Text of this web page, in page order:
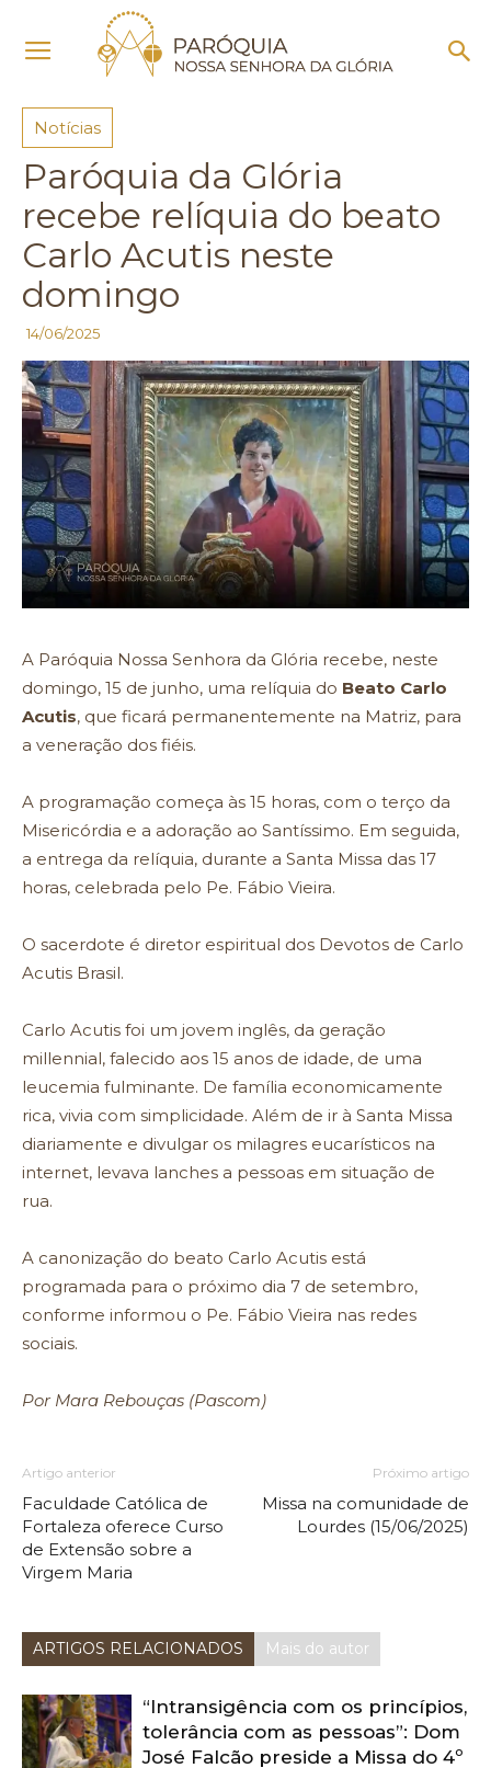
Notícias
Notícias
Paróquia da Glória
recebe relíquia do beato
Carlo Acutis neste
domingo
14/06/2025
A Paróquia Nossa Senhora da Glória recebe, neste
domingo, 15 de junho, uma relíquia do Beato Carlo
Acutis, que ficará permanentemente na Matriz, para
a veneração dos fiéis.
A programação começa às 15 horas, com o terço da
Misericórdia e a adoração ao Santíssimo. Em seguida,
a entrega da relíquia, durante a Santa Missa das 17
horas, celebrada pelo Pe. Fábio Vieira.
O sacerdote é diretor espiritual dos Devotos de Carlo
Acutis Brasil.
Carlo Acutis foi um jovem inglês, da geração
millennial, falecido aos 15 anos de idade, de uma
leucemia fulminante. De família economicamente
rica, vivia com simplicidade. Além de ir à Santa Missa
diariamente e divulgar os milagres eucarísticos na
internet, levava lanches a pessoas em situação de
rua.
A canonização do beato Carlo Acutis está
programada para o próximo dia 7 de setembro,
conforme informou o Pe. Fábio Vieira nas redes
sociais.
Por Mara Rebouças (Pascom)
Artigo anterior
Faculdade Católica de
Fortaleza oferece Curso
de Extensão sobre a
Virgem Maria
Próximo artigo
Missa na comunidade de
Lourdes (15/06/2025)
ARTIGOS RELACIONADOS Mais do autor
“Intransigência com os princípios,
tolerância com as pessoas”: Dom
José Falcão preside a Missa do 4º